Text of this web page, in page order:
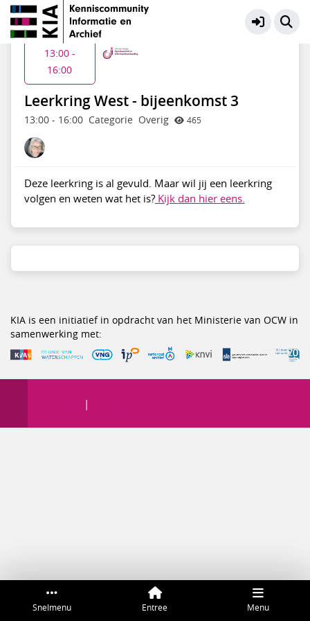
ACOI - Kennisdeling
Snelmenu Entree Menu
Leerkring West - bijeenkomst 3
13:00- 16:00 Categorie Overig 465
Do 2 jul
13:00 -
16:00
Deze leerkring is al gevuld. Maar wil jij een leerkring
volgen en weten wat het is?Kijk dan hier eens.
KIA is een initiatief in opdracht van het Ministerie van OCW in
samenwerking met: